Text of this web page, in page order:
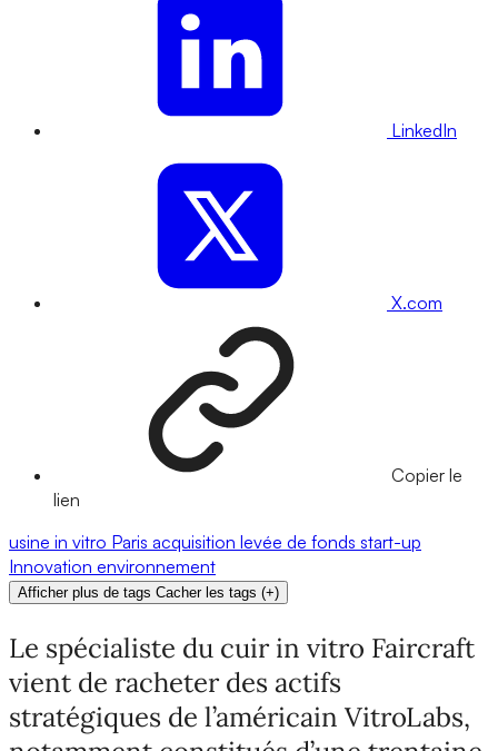
LinkedIn
X.com
Copier le
lien
usine in vitro Paris acquisition levée de fonds start-up
Innovation environnement
Afficher plus de tags Cacher les tags (+)
Le spécialiste du cuir in vitro Faircraft
vient de racheter des actifs
stratégiques de l’américain VitroLabs,